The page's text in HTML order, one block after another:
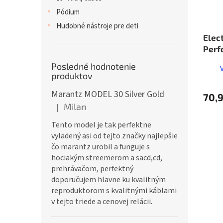
Pódium
Hudobné nástroje pre deti
Posledné hodnotenie
produktov
Marantz MODEL 30 Silver Gold
Hodnotenie produktu je 5 z 5 hviezdičiek.
| Milan
Tento model je tak perfektne
vyladený asi od tejto značky najlepšie
čo marantz urobil a funguje s
hociakým streemerom a sacd,cd,
prehrávačom, perfektný
doporučujem hlavne ku kvalitným
reproduktorom s kvalitnými káblami
v tejto triede a cenovej relácii.